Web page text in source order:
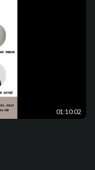
01:10:02